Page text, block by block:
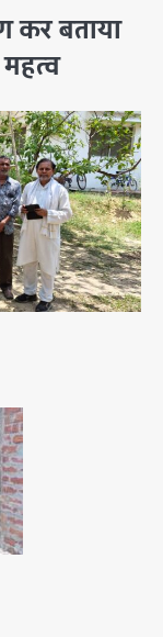
कर बताया